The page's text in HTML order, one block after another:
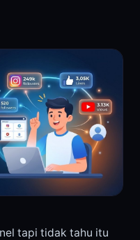
tapi tidak tahu itu